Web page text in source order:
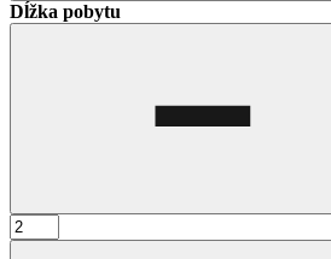
Dĺžka pobytu